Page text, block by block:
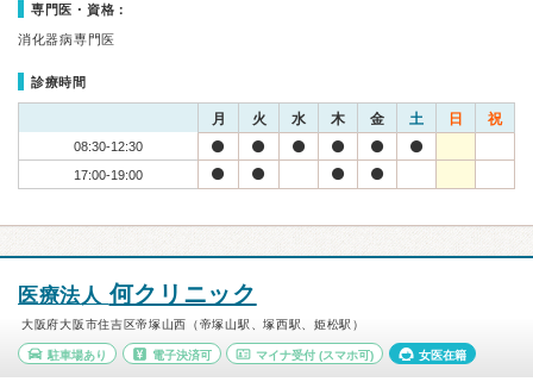
専門医・資格：
消化器病専門医
診療時間
月 火 水 木 金 土 日 祝
08:30-12:30
17:00-19:00
医療法人何クリニック
大阪府大阪市住吉区帝塚山西（帝塚山駅、塚西駅、姫松駅）
駐車場あり 電子決済可 マイナ受付 (スマホ可) 女医在籍